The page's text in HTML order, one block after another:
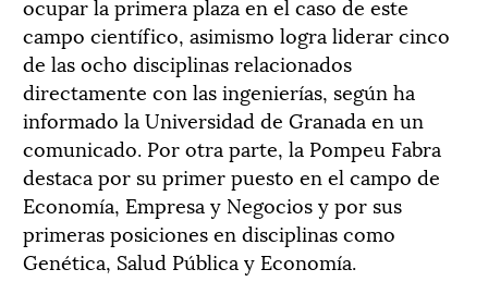
ocupar la primera plaza en el caso de este
campo científico, asimismo logra liderar cinco
de las ocho disciplinas relacionados
directamente con las ingenierías, según ha
informado la Universidad de Granada en un
comunicado. Por otra parte, la Pompeu Fabra
destaca por su primer puesto en el campo de
Economía, Empresa y Negocios y por sus
primeras posiciones en disciplinas como
Genética, Salud Pública y Economía.